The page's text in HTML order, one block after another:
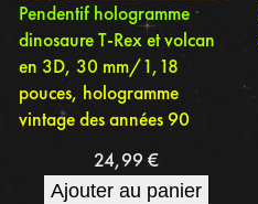
Pendentif hologramme
dinosaure T-Rex et volcan
en 3D, 30 mm/1,18
pouces, hologramme
vintage des années 90
24,99€
Ajouter au panier